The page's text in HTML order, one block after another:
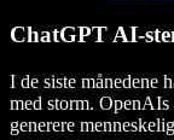
ChatGPT AI-
I de siste månedene
med storm. OpenAIs
generere